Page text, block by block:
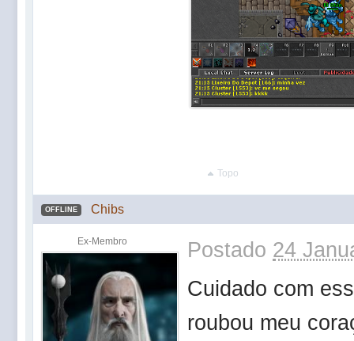
Topo
OFFLINE Chibs
Ex-Membro Postado 24
Cuidado com
roubou meu